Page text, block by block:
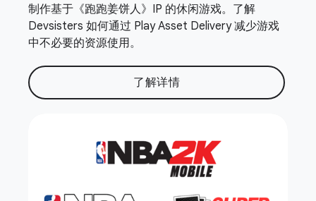
制作基于《跑跑姜饼人》IP 的休闲游戏。了解
Devsisters 如何通过 Play Asset Delivery 减少游戏
中不必要的资源使用。
了解详情